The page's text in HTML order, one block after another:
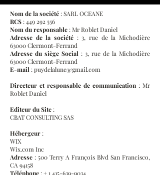
Nom de la société : SARL OCEANE
RCS :449 292 556
Nom du responsable : Mr Roblet Daniel
Adresse de la société : 3, rue de la Michodière
63000 Clermont-Ferrand
Adresse du siège Social : 3, rue de la Michodière
63000 Clermont-Ferrand
E-mail :puydelalune@gmail.com
Directeur et responsable de communication : Mr
Roblet Daniel
Editeur du Site :
CBAT CONSULTING SAS
Hébergeur :
WIX
Wix.com Inc
Adresse : 500 Terry A François Blvd San Francisco,
CA 94158
Téléphone : +1 415-639-9034